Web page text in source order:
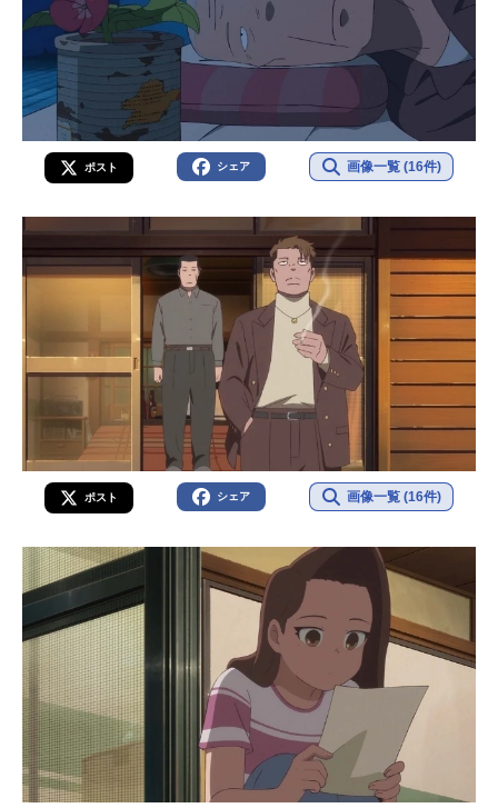
ポスト シェア 画像一覧 (16件)
ポスト シェア 画像一覧 (16件)